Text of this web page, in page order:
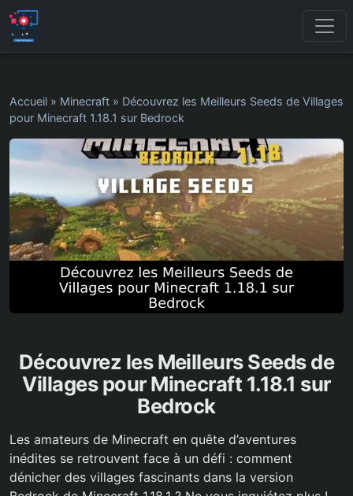
Accueil » Minecraft » Découvrez les Meilleurs Seeds de Villages
pour Minecraft 1.18.1 sur Bedrock
Découvrez les Meilleurs Seeds de
Villages pour Minecraft 1.18.1 sur
Bedrock
Les amateurs de Minecraft en quête d’aventures
inédites se retrouvent face à un défi : comment
dénicher des villages fascinants dans la version